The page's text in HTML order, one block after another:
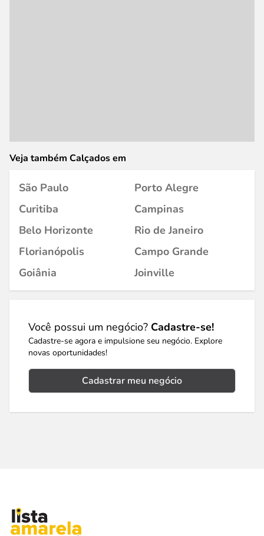
Veja também Calçados em
São Paulo
Porto Alegre
Curitiba
Campinas
Belo Horizonte
Rio de Janeiro
Florianópolis
Campo Grande
Goiânia
Joinville
Você possui um negócio? Cadastre-se!
Cadastre-se agora e impulsione seu negócio. Explore
novas oportunidades!
Cadastrar meu negócio